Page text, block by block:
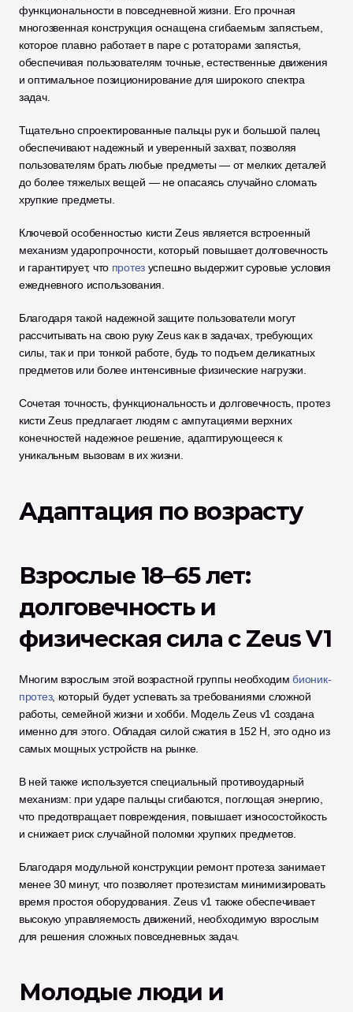
функциональности в повседневной жизни. Его прочная
многозвенная конструкция оснащена сгибаемым запястьем,
которое плавно работает в паре с ротаторами запястья,
обеспечивая пользователям точные, естественные движения
и оптимальное позиционирование для широкого спектра
задач.
Тщательно спроектированные пальцы рук и большой палец
обеспечивают надежный и уверенный захват, позволяя
пользователям брать любые предметы — от мелких деталей
до более тяжелых вещей — не опасаясь случайно сломать
хрупкие предметы.
Ключевой особенностью кисти Zeus является встроенный
механизм ударопрочности, который повышает долговечность
и гарантирует, что протез успешно выдержит суровые условия
ежедневного использования.
Благодаря такой надежной защите пользователи могут
рассчитывать на свою руку Zeus как в задачах, требующих
силы, так и при тонкой работе, будь то подъем деликатных
предметов или более интенсивные физические нагрузки.
Сочетая точность, функциональность и долговечность, протез
кисти Zeus предлагает людям с ампутациями верхних
конечностей надежное решение, адаптирующееся к
уникальным вызовам в их жизни.
Адаптация по возрасту
Взрослые 18–65 лет:
долговечность и
физическая сила с Zeus V1
Многим взрослым этой возрастной группы необходим бионик-
протез, который будет успевать за требованиями сложной
работы, семейной жизни и хобби. Модель Zeus v1 создана
именно для этого. Обладая силой сжатия в 152 Н, это одно из
самых мощных устройств на рынке.
В ней также используется специальный противоударный
механизм: при ударе пальцы сгибаются, поглощая энергию,
что предотвращает повреждения, повышает износостойкость
и снижает риск случайной поломки хрупких предметов.
Благодаря модульной конструкции ремонт протеза занимает
менее 30 минут, что позволяет протезистам минимизировать
время простоя оборудования. Zeus v1 также обеспечивает
высокую управляемость движений, необходимую взрослым
для решения сложных повседневных задач.
Молодые люди и